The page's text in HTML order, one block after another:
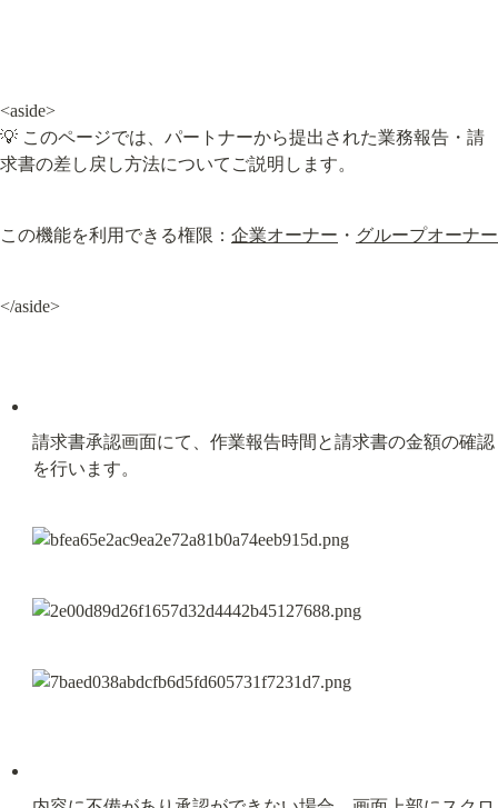
<aside>
💡 このページでは、パートナーから提出された業務報告・請
求書の差し戻し方法についてご説明します。
この機能を利用できる権限： 企業オーナー ・ グループオーナー
</aside>
請求書承認画面にて、作業報告時間と請求書の金額の確認
を行います。